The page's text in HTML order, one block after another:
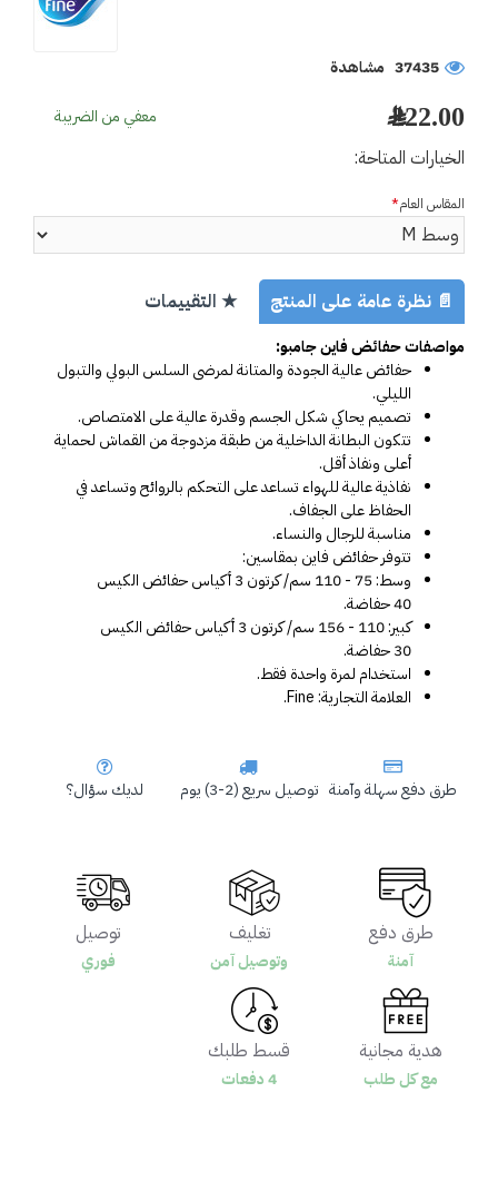
37435 مشاهدة
222.00 ﷼ معفي من الضريبة
الخيارات المتاحة:
المقاس العام
طرق دفع سهلة وآمنة توصيل سريع (2-3) يوم لديك سؤال؟
📄 نظرة عامة على المنتج ★ التقييمات
مواصفات حفائض فاين جامبو:
الليلي.
تصميم يحاكي شكل الجسم وقدرة عالية على الامتصاص.
أعلى ونفاذ أقل.
الحفاظ على الجفاف.
مناسبة للرجال والنساء.
تتوفر حفائض فاين بمقاسين:
40 حفاضة.
30 حفاضة.
استخدام لمرة واحدة فقط.
العلامة التجارية: Fine.
طرق دفع
آمنة
تغليف
وتوصيل آمن
توصيل
فوري
هدية مجانية
مع كل طلب
قسط طلبك
4 دفعات